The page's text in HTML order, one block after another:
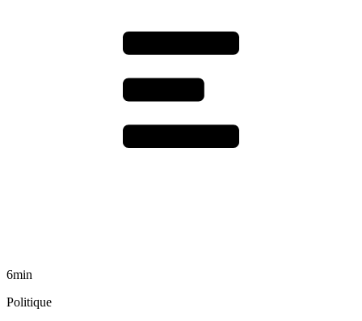
6min
Politique